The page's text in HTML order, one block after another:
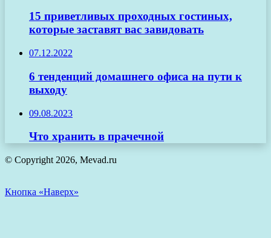
15 приветливых проходных гостиных,
которые заставят вас завидовать
07.12.2022
6 тенденций домашнего офиса на пути к
выходу
09.08.2023
Что хранить в прачечной
© Copyright 2026, Mevad.ru
Кнопка «Наверх»